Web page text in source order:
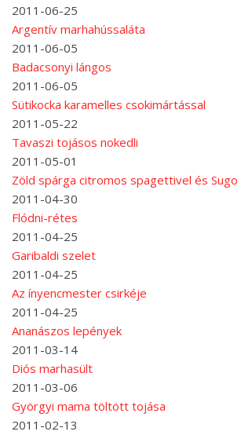
2011-06-25
Argentív marhahússaláta
2011-06-05
Badacsonyi lángos
2011-06-05
Sütikocka karamelles csokimártással
2011-05-22
Tavaszi tojásos nokedli
2011-05-01
Zöld spárga citromos spagettivel és
2011-04-30
Flódni-rétes
2011-04-25
Garibaldi szelet
2011-04-25
Az ínyencmester csirkéje
2011-04-25
Ananászos lepények
2011-03-14
Diós marhasült
2011-03-06
Györgyi mama töltött tojása
2011-02-13